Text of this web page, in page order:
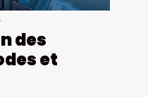
des
et